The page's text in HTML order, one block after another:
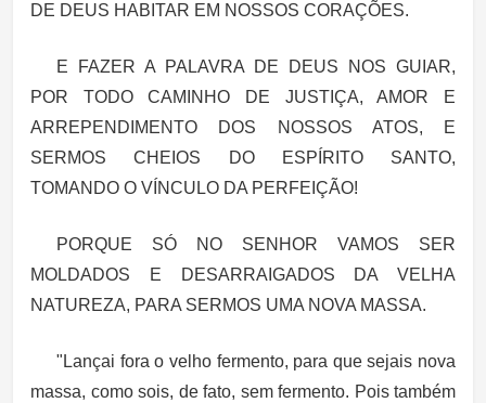
DE DEUS HABITAR EM NOSSOS CORAÇÕES.
E FAZER A PALAVRA DE DEUS NOS GUIAR,
POR TODO CAMINHO DE JUSTIÇA, AMOR E
ARREPENDIMENTO DOS NOSSOS ATOS, E
SERMOS CHEIOS DO ESPÍRITO SANTO,
TOMANDO O VÍNCULO DA PERFEIÇÃO!
PORQUE SÓ NO SENHOR VAMOS SER
MOLDADOS E DESARRAIGADOS DA VELHA
NATUREZA, PARA SERMOS UMA NOVA MASSA.
" Lançai fora o velho fermento, para que sejais nova
massa, como sois, de fato, sem fermento. Pois também